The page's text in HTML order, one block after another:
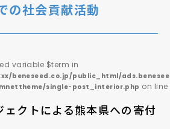
の社会貢献活動
variable $term in
beneseed.co.jp/public_html/
single-post_interior.php on line
ェクトによる熊本県への寄付